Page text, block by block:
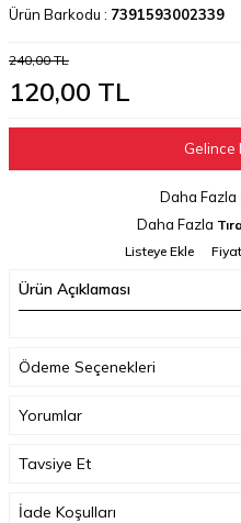
Ürün Barkodu : 7391593002339
240,00TL
120,00 TL
Gelince
Daha Fazla
Daha Fazla
Listeye Ekle
Ürün Açıklaması
Ödeme Seçenekleri
Yorumlar
Tavsiye Et
İade Koşulları